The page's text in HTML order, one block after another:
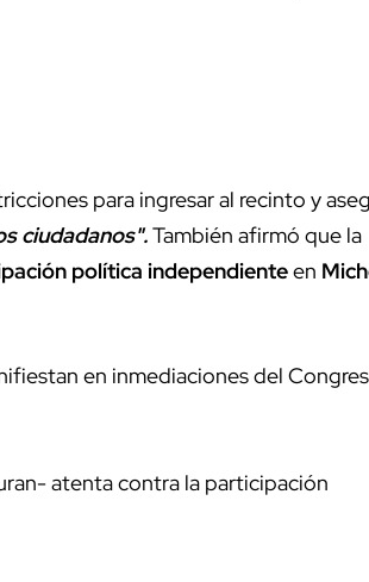
para ingresar al recinto y
ciudadanos".También afirmó que la
política independienteen
en inmediaciones del
atenta contra la participación